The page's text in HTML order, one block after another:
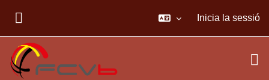
Inicia la sessió